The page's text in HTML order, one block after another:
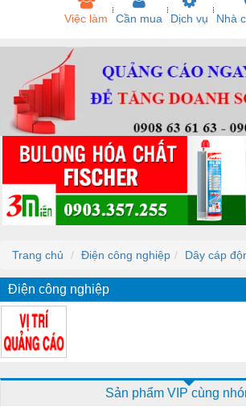
Việc làm Cần mua Dịch vụ Nhà
Trang chủ Điện công nghiệp Dây cáp
Điện công nghiệp
Sản phẩm VIP cùng